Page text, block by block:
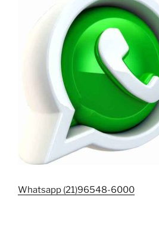
Whatsapp (21)96548-6000